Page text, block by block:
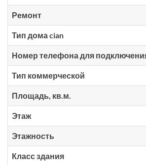
Ремонт
Тип дома cian
Номер телефона для
Тип коммерческой
Площадь, кв.м.
Этаж
Этажность
Класс здания